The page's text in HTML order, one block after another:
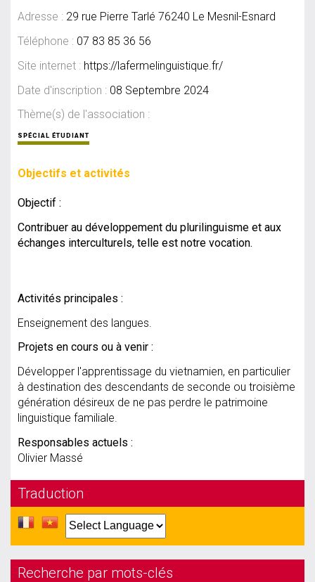
Adresse : 29 rue Pierre Tarlé 76240 Le Mesnil-Esnard
Téléphone : 07 83 85 36 56
Site internet : https://lafermelinguistique.fr/
Date d'inscription : 08 Septembre 2024
Thème(s) de l'association :
SPÉCIAL ÉTUDIANT
Objectifs et activités
Objectif :
Contribuer au développement du plurilinguisme et aux
échanges interculturels, telle est notre vocation.
Activités principales :
Enseignement des langues.
Projets en cours ou à venir :
Développer l'apprentissage du vietnamien, en particulier
à destination des descendants de seconde ou troisième
génération désireux de ne pas perdre le patrimoine
linguistique familiale.
Responsables actuels :
Olivier Massé
Traduction
Recherche par mots-clés